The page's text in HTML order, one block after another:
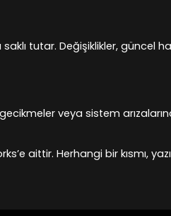
tutar. Değişiklikler, güncel
gecikmeler veya sistem
Herhangi bir kısmı,